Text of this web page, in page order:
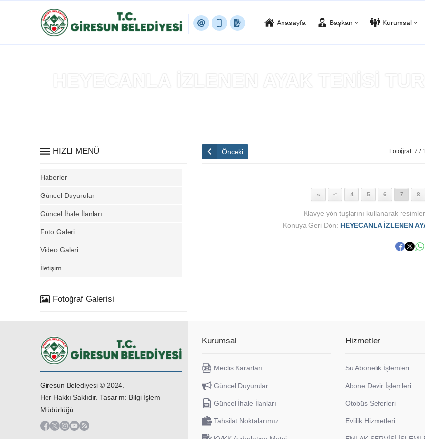
Anasayfa Başkan Kurumsal
HEYECANLA İZLENEN AYAK TENİSİ
Önceki Fotoğraf: 7 /
« < 4 5 6 7 8
Klavye yön tuşlarını kullanarak
Konuya Geri Dön: HEYECANLA İZLENEN
HIZLI MENÜ
Haberler
Güncel Duyurular
Güncel İhale İlanları
Foto Galeri
Video Galeri
İletişim
Fotoğraf Galerisi
Giresun Belediyesi © 2024.
Her Hakkı Saklıdır. Tasarım: Bilgi İşlem
Müdürlüğü
Kurumsal
Meclis Kararları
Güncel Duyurular
Güncel İhale İlanları
Tahsilat Noktalarımız
Hizmetler
Su Abonelik İşlemleri
Abone Devir İşlemleri
Otobüs Seferleri
Evlilik Hizmetleri